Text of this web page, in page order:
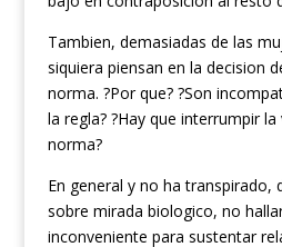
Tambien, demasiadas de las
siquiera piensan en la decision
norma. ?Por que? ?Son
la regla? ?Hay que interrumpir
norma?
En general y no ha transpirado,
sobre mirada biologico, no
inconveniente para sustentar